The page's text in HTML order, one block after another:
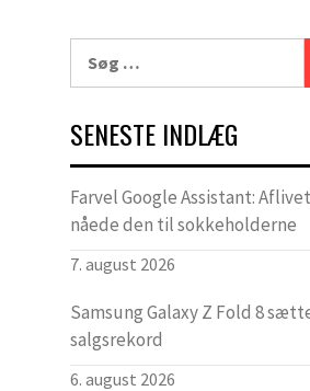
efter:
SENESTE INDLÆG
Farvel Google Assistant:
nåede den til sokkeholderne
7. august 2026
Samsung Galaxy Z Fold 8
salgsrekord
6. august 2026